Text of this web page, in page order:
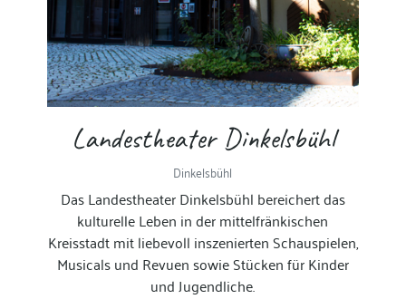
Landestheater Dinkelsbühl
Dinkelsbühl
Das Landestheater Dinkelsbühl bereichert das
kulturelle Leben in der mittelfränkischen
Kreisstadt mit liebevoll inszenierten Schauspielen,
Musicals und Revuen sowie Stücken für Kinder
und Jugendliche.